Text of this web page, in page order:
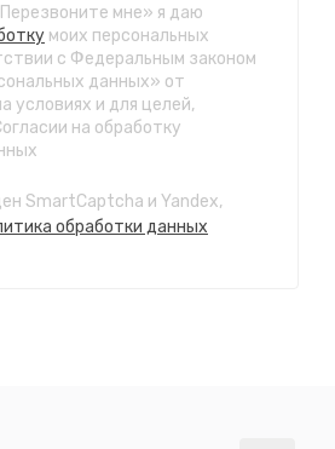
81а
выходных
13, строение 2.
выходных
мне» я даю
моих персональных
с Федеральным законом
данных» от
условиях и для целей,
на обработку
SmartCaptcha и Yandex,
обработки данных